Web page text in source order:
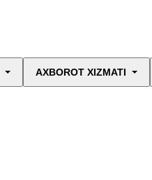
AXBOROT XIZMATI